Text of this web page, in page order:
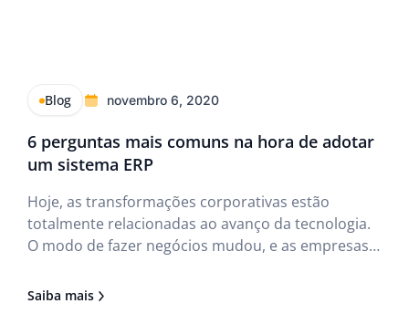
Blog novembro 6, 2020
6 perguntas mais comuns na hora de adotar
um sistema ERP
Hoje, as transformações corporativas estão
totalmente relacionadas ao avanço da tecnologia.
O modo de fazer negócios mudou, e as empresas
otimizar o controle de seus processos.
Saiba mais